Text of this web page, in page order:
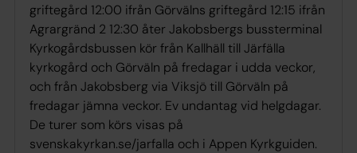
griftegård 12:00 ifrån Görvälns griftegård 12:15 ifrån
Agrargränd 2 12:30 åter Jakobsbergs bussterminal
Kyrkogårdsbussen kör från Kallhäll till Järfälla
kyrkogård och Görväln på fredagar i udda veckor,
och från Jakobsberg via Viksjö till Görväln på
fredagar jämna veckor. Ev undantag vid helgdagar.
De turer som körs visas på
svenskakyrkan.se/jarfalla och i Appen Kyrkguiden.